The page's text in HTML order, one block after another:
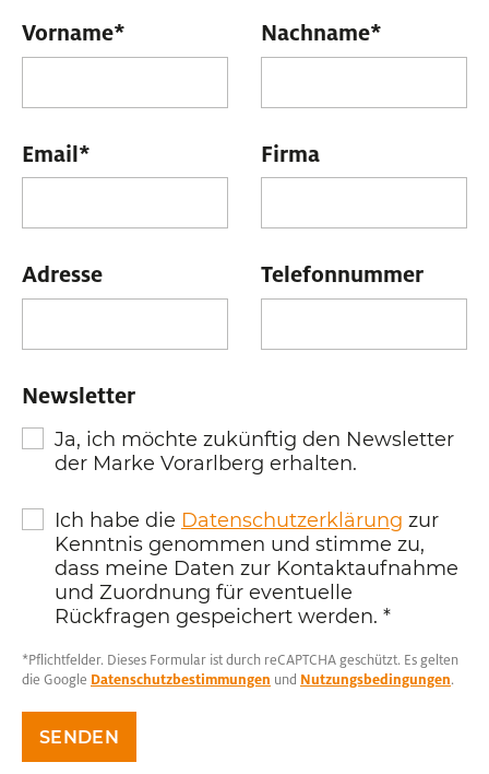
Vorname* Nachname*
Email* Firma
Adresse Telefonnummer
Newsletter
Ja, ich möchte zukünftig den Newsletter
der Marke Vorarlberg erhalten.
Ich habe die Datenschutzerklärung zur
Kenntnis genommen und stimme zu,
dass meine Daten zur Kontaktaufnahme
und Zuordnung für eventuelle
Rückfragen gespeichert werden. *
*Pflichtfelder. Dieses Formular ist durch reCAPTCHA geschützt. Es gelten
die Google Datenschutzbestimmungen und Nutzungsbedingungen.
SENDEN